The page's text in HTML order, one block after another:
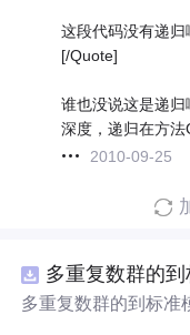
这段代码没有递归
[/Quote]
谁也没说这是递
深度，递归在方
2010-09-25
多重复数群的
多重复数群的到标准